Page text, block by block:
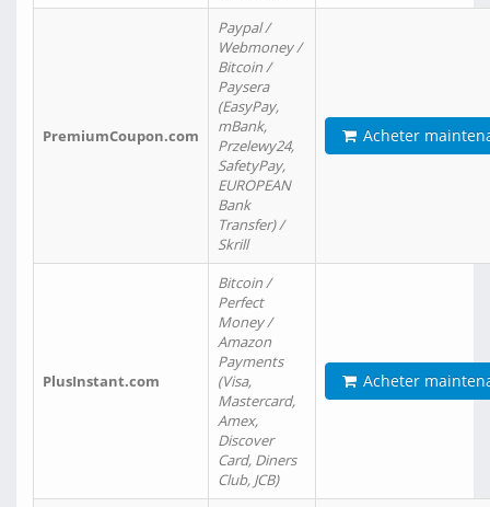
PremiumCoupon.com
Paypal /
Webmoney /
Bitcoin /
Paysera
(EasyPay,
mBank,
Przelewy24,
SafetyPay,
EUROPEAN
Bank
Transfer) /
Skrill
Acheter
PlusInstant.com
Bitcoin /
Perfect
Money /
Amazon
Payments
(Visa,
Mastercard,
Amex,
Discover
Card, Diners
Club, JCB)
Acheter